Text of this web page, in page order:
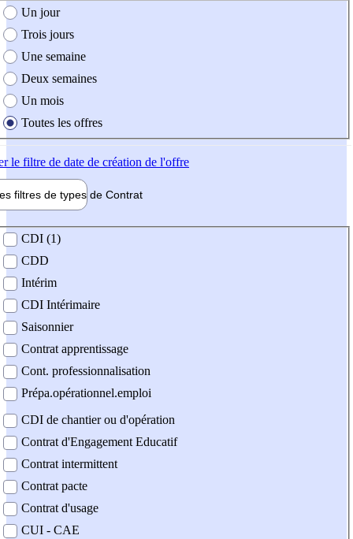
création de l'offre
Un jour
Trois jours
Une semaine
Deux semaines
Un mois
Toutes les offres
le filtre de date de création de l'offre
filtres de types de Contrat
contrat
CDI (1)
CDD
Intérim
CDI Intérimaire
Saisonnier
Contrat apprentissage
Cont. professionnalisation
Prépa.opérationnel.emploi
CDI de chantier ou d'opération
Contrat d'Engagement Educatif
Contrat intermittent
Contrat pacte
Contrat d'usage
CUI - CAE